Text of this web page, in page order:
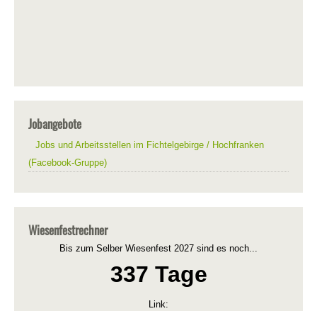
Jobangebote
Jobs und Arbeitsstellen im Fichtelgebirge / Hochfranken
(Facebook-Gruppe)
Wiesenfestrechner
Bis zum Selber Wiesenfest 2027 sind es noch...
337 Tage
Link: